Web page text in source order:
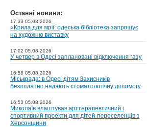
Останні новини:
17:33 05.08.2026
«Крила для мрії: одеська бібліотека запрошує
на художню виставку
17:02 05.08.2026
У четвер в Одесі заплановані відключення газу
16:58 05.08.2026
Міськрада: в Одесі дітям Захисників
безоплатно надають стоматологічну допомогу
16:53 05.08.2026
Миколаїв влаштував арттерапевтичний і
спортивний проекти для дітей-переселенців з
Херсонщини